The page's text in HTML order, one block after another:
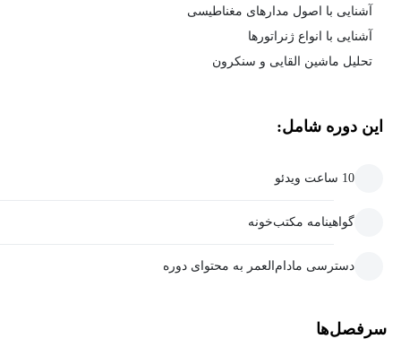
آشنایی با اصول مدارهای مغناطیسی
آشنایی با انواع ژنراتورها
تحلیل ماشین القایی و سنکرون
این دوره شامل:
10 ساعت ویدئو
گواهینامه مکتب‌خونه
دسترسی مادام‌العمر به محتوای دوره
سرفصل‌ها